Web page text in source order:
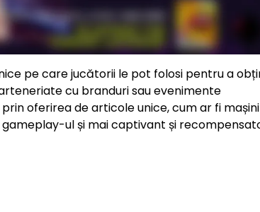
pe care jucătorii le pot folosi pentru a
cu branduri sau evenimente
oferirea de articole unice, cum ar fi mașini
ul și mai captivant și